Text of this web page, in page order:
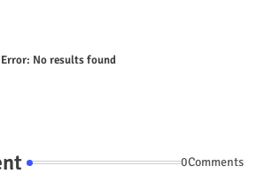
Error: No results found
0Comments